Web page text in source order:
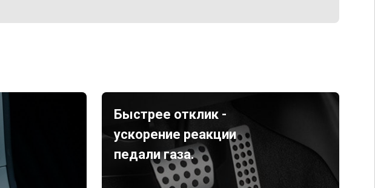
Быстрее отклик -
ускорение реакции
педали газа.